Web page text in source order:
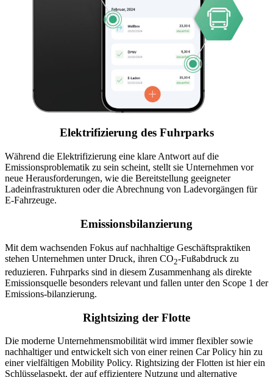
Elektrifizierung des Fuhrparks
Während die Elektrifizierung eine klare Antwort auf die
Emissionsproblematik zu sein scheint, stellt sie Unternehmen vor
neue Herausforderungen, wie die Bereitstellung geeigneter
Ladeinfrastrukturen oder die Abrechnung von Ladevorgängen für
E-Fahrzeuge.
Emissionsbilanzierung
Mit dem wachsenden Fokus auf nachhaltige Geschäftspraktiken
stehen Unternehmen unter Druck, ihren CO2-Fußabdruck zu
reduzieren. Fuhrparks sind in diesem Zusammenhang als direkte
Emissionsquelle besonders relevant und fallen unter den Scope 1 der
Emissions-bilanzierung.
Rightsizing der Flotte
Die moderne Unternehmensmobilität wird immer flexibler sowie
nachhaltiger und entwickelt sich von einer reinen Car Policy hin zu
einer vielfältigen Mobility Policy. Rightsizing der Flotten ist hier ein
Schlüsselaspekt, der auf effizientere Nutzung und alternative